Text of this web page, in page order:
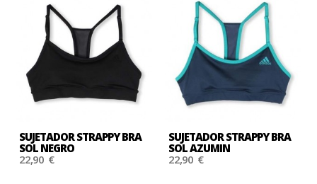
SUJETADOR STRAPPY BRA
SOL NEGRO
22,90 €
SUJETADOR STRAPPY BRA
SOL AZUMIN
22,90 €